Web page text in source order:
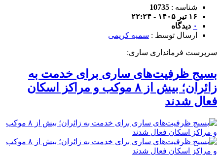
شناسه : 10735
۱۶ تیر ۱۴۰۵ - ۲۲:۲۴
۰ دیدگاه
ارسال توسط : سمیه کریمی
سرپرست فرمانداری ساری:
بسیج ظرفیت‌های ساری برای خدمت به
زائران؛ بیش از ۸ موکب و مراکز اسکان
فعال شدند